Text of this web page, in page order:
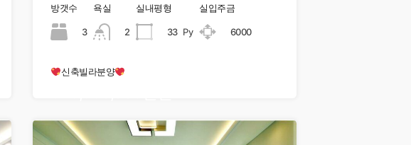
방갯수
3
욕실
2
실내평형
33 Py
실입주금
6000
신축빌라분양